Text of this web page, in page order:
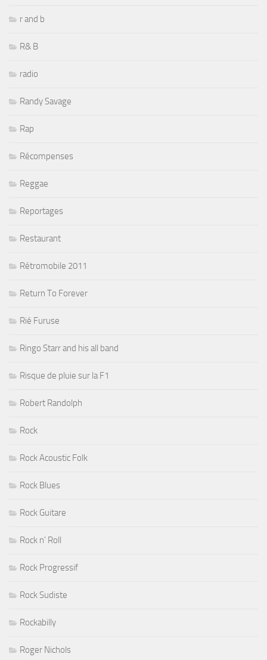
r and b
R& B
radio
Randy Savage
Rap
Récompenses
Reggae
Reportages
Restaurant
Rétromobile 2011
Return To Forever
Rié Furuse
Ringo Starr and his all band
Risque de pluie sur la F1
Robert Randolph
Rock
Rock Acoustic Folk
Rock Blues
Rock Guitare
Rock n' Roll
Rock Progressif
Rock Sudiste
Rockabilly
Roger Nichols